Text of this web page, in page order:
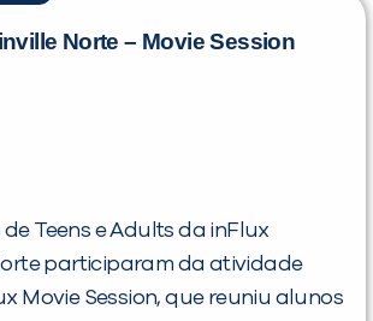
Norte – Movie Session
Teens e Adults da inFlux
participaram da atividade
Movie Session, que reuniu alunos